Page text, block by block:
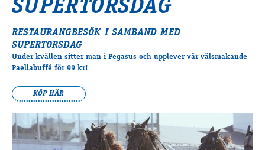
FAQ
Travkonferens
Exponering & värdskap
Aktiviteter
Hört och hänt
Tävling
SUPERTORSDAG
RESTAURANGBESÖK I SAMBAND MED
SUPERTORSDAG
Under kvällen sitter man i Pegasus och upplever vår välsmakande
Paellabuffé för 99 kr!
KÖP HÄR